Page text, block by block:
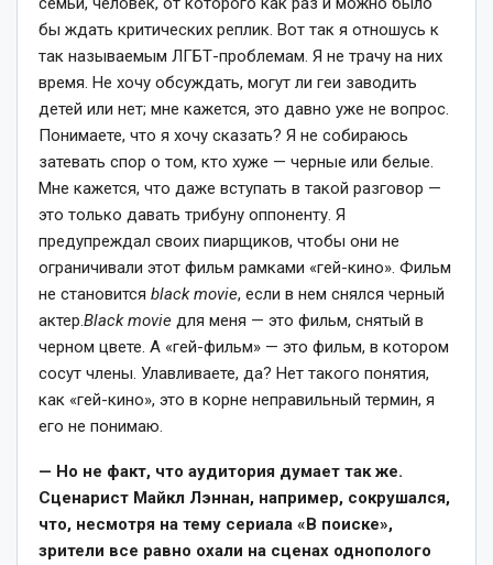
бы ждать критических реплик. Вот так я отношусь к
так называемым ЛГБТ-проблемам. Я не трачу на них
время. Не хочу обсуждать, могут ли геи заводить
детей или нет; мне кажется, это давно уже не вопрос.
Понимаете, что я хочу сказать? Я не собираюсь
затевать спор о том, кто хуже — черные или белые.
Мне кажется, что даже вступать в такой разговор —
это только давать трибуну оппоненту. Я
предупреждал своих пиарщиков, чтобы они не
ограничивали этот фильм рамками «гей-кино». Фильм
не становится black movie, если в нем снялся черный
актер.Black movie для меня — это фильм, снятый в
черном цвете. А «гей-фильм» — это фильм, в котором
сосут члены. Улавливаете, да? Нет такого понятия,
как «гей-кино», это в корне неправильный термин, я
его не понимаю.
— Но не факт, что аудитория думает так же.
Сценарист Майкл Лэннан, например, сокрушался,
что, несмотря на тему сериала «В поиске»,
зрители все равно охали на сценах однополого